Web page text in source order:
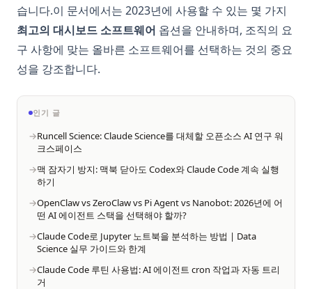
습니다.이 문서에서는 2023년에 사용할 수 있는 몇 가지
최고의 대시보드 소프트웨어 옵션을 안내하며, 조직의 요
구 사항에 맞는 올바른 소프트웨어를 선택하는 것의 중요
성을 강조합니다.
인기 글
Runcell Science: Claude Science를 대체할 오픈소스 AI 연구 워
크스페이스
맥 잠자기 방지: 맥북 닫아도 Codex와 Claude Code 계속 실행
하기
OpenClaw vs ZeroClaw vs Pi Agent vs Nanobot: 2026년에 어
떤 AI 에이전트 스택을 선택해야 할까?
Claude Code로 Jupyter 노트북을 분석하는 방법 | Data
Science 실무 가이드와 한계
Claude Code 루틴 사용법: AI 에이전트 cron 작업과 자동 트리
거